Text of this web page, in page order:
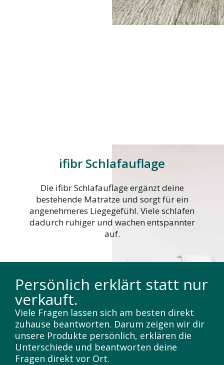
ifibr Schlafauflage
Die ifibr Schlafauflage ergänzt deine
bestehende Matratze und sorgt für ein
angenehmeres Liegegefühl. Viele schlafen
dadurch ruhiger und wachen entspannter
auf.
Persönlich erklärt statt nur
verkauft.
Viele Fragen lassen sich am besten direkt
zuhause beantworten. Darum zeigen wir dir
unsere Produkte persönlich, erklären die
Unterschiede und beantworten deine
Fragen direkt vor Ort.